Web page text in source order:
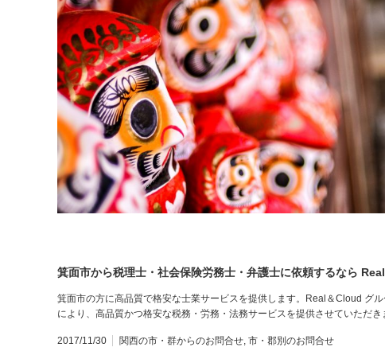
箕面市から税理士・社会保険労務士・弁護士に依頼するなら
箕面市の方に高品質で格安な士業サービスを提供します。Real＆Cloud グ
により、高品質かつ格安な税務・労務・法務サービスを提供させていただ
2017/11/30 関西の市・群からのお問合せ, 市・郡別のお問合せ